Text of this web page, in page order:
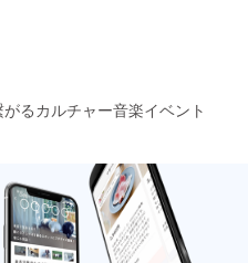
るカルチャー音楽イベント